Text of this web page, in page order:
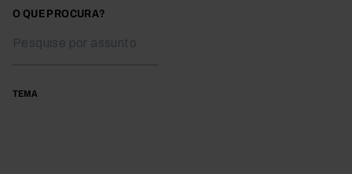
O QUE PROCURA?
TEMA